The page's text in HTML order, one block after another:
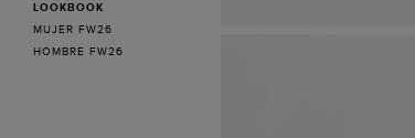
LOOKBOOK
MUJER FW26
HOMBRE FW26